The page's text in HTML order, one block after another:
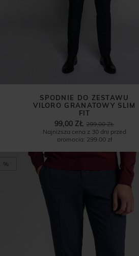
SPODNIE DO ZESTAWU
VILORO GRANATOWY SLIM
FIT
299,00 ZŁ
99,00 ZŁ
Najniższa cena z 30 dni przed
promocją: 299,00 zł
%